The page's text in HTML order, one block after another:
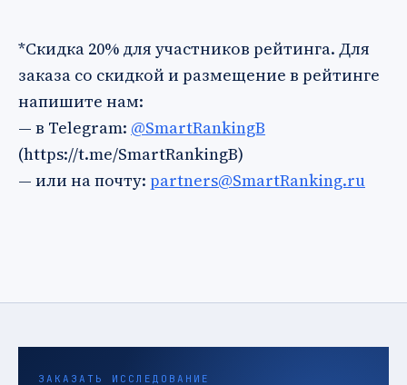
*Скидка 20% для участников рейтинга. Для
заказа со скидкой и размещение в рейтинге
напишите нам:
— в Telegram: @SmartRankingB
(https://t.me/SmartRankingB)
— или на почту: partners@SmartRanking.ru
ЗАКАЗАТЬ ИССЛЕДОВАНИЕ